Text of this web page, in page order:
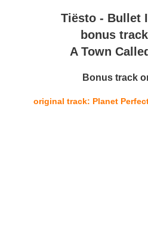
Tiësto - Bullet
bonus
A Town
Bonus track
original track: Planet